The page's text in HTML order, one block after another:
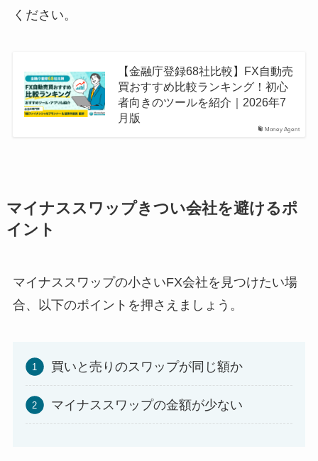
ください。
Money Agent
【金融庁登録68社比較】FX自動売
買おすすめ比較ランキング！初心
者向きのツールを紹介｜2026年7
月版
マイナススワップきつい会社を避けるポ
イント
マイナススワップの小さいFX会社を見つけたい場
合、以下のポイントを押さえましょう。
買いと売りのスワップが同じ額か
マイナススワップの金額が少ない